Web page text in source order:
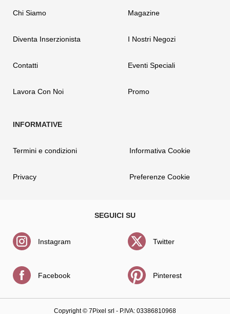
Chi Siamo
Diventa Inserzionista
Contatti
Lavora Con Noi
Magazine
I Nostri Negozi
Eventi Speciali
Promo
Termini e condizioni
Privacy
Informativa Cookie
Preferenze Cookie
Instagram
Facebook
Twitter
Pinterest
Copyright © 7Pixel srl - P.IVA: 03386810968